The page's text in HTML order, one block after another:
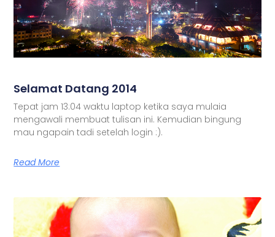
Selamat Datang 2014
Tepat jam 13:04 waktu laptop ketika saya mulaia
mengawali membuat tulisan ini. Kemudian bingung
mau ngapain tadi setelah login :).
Read More